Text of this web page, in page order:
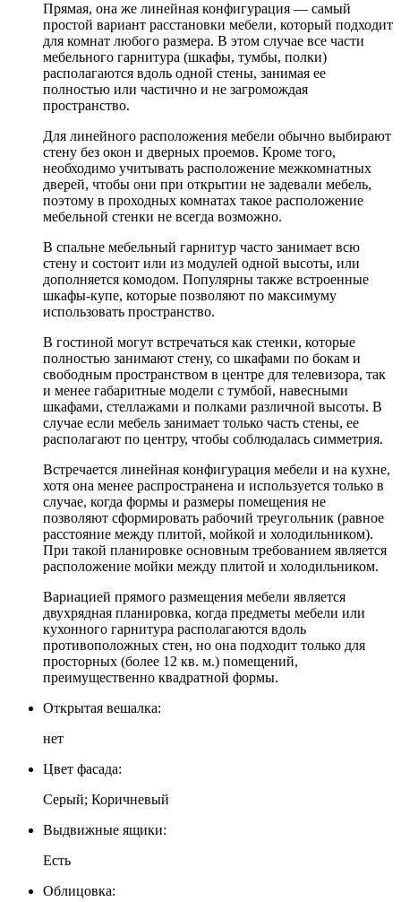
Прямая, она же линейная конфигурация — самый
простой вариант расстановки мебели, который подходит
для комнат любого размера. В этом случае все части
мебельного гарнитура (шкафы, тумбы, полки)
располагаются вдоль одной стены, занимая ее
полностью или частично и не загромождая
пространство.
Для линейного расположения мебели обычно выбирают
стену без окон и дверных проемов. Кроме того,
необходимо учитывать расположение межкомнатных
дверей, чтобы они при открытии не задевали мебель,
поэтому в проходных комнатах такое расположение
мебельной стенки не всегда возможно.
В спальне мебельный гарнитур часто занимает всю
стену и состоит или из модулей одной высоты, или
дополняется комодом. Популярны также встроенные
шкафы-купе, которые позволяют по максимуму
использовать пространство.
В гостиной могут встречаться как стенки, которые
полностью занимают стену, со шкафами по бокам и
свободным пространством в центре для телевизора, так
и менее габаритные модели с тумбой, навесными
шкафами, стеллажами и полками различной высоты. В
случае если мебель занимает только часть стены, ее
располагают по центру, чтобы соблюдалась симметрия.
Встречается линейная конфигурация мебели и на кухне,
хотя она менее распространена и используется только в
случае, когда формы и размеры помещения не
позволяют сформировать рабочий треугольник (равное
расстояние между плитой, мойкой и холодильником).
При такой планировке основным требованием является
расположение мойки между плитой и холодильником.
Вариацией прямого размещения мебели является
двухрядная планировка, когда предметы мебели или
кухонного гарнитура располагаются вдоль
противоположных стен, но она подходит только для
просторных (более 12 кв. м.) помещений,
преимущественно квадратной формы.
Открытая вешалка:
нет
Цвет фасада:
Серый; Коричневый
Выдвижные ящики:
Есть
Облицовка: